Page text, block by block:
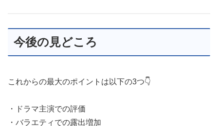
今後の見どころ
これからの最大のポイントは以下の3つ👇
・ドラマ主演での評価
・バラエティでの露出増加